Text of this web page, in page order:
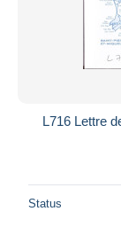
L716 Lettre
Status